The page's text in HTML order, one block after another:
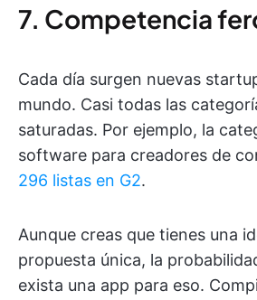
7. Competencia
Cada día surgen nuevas
mundo. Casi todas las
saturadas. Por ejemplo, la
software para creadores de
296 listas en G2.
Aunque creas que tienes una
propuesta única, la
exista una app para eso.